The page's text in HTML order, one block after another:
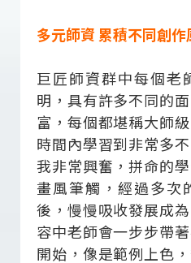
多元師資 累積不同創作
巨匠師資群中每個老
明，具有許多不同的
富，每個都堪稱大師
時間內學習到非常多
我非常興奮，拼命的
畫風筆觸，經過多次
後，慢慢吸收發展成
容中老師會一步步帶
開始，像是範例上色